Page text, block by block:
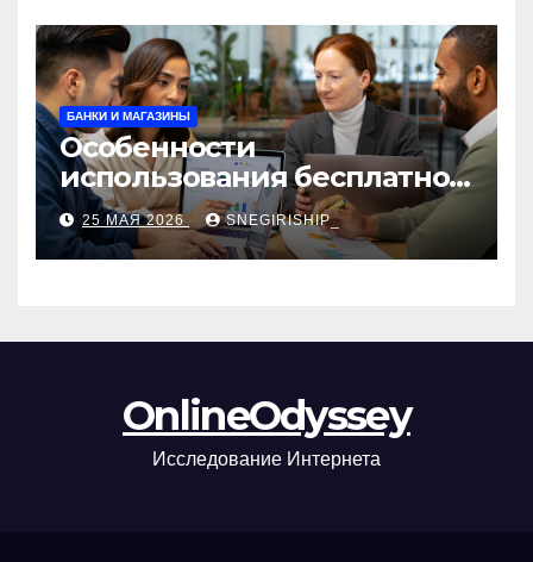
БАНКИ И МАГАЗИНЫ
Особенности
использования бесплатной
версии программ для
автоматизации и
управления предприятием
25 МАЯ 2026 SNEGIRISHIP_
OnlineOdyssey
Исследование Интернета